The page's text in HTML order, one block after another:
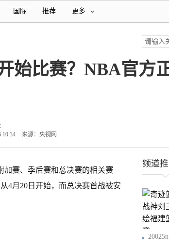
国际 推荐 更多
始比赛？NBA官方
10:34 来源：央视网
加赛、季后赛和总决赛的相关赛
4月20日开始，而总决赛首战被安
频道